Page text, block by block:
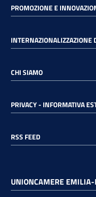
PROMOZIONE E
INTERNAZIONALIZZAZIONE
CHI SIAMO
PRIVACY - INFORMATIVA
RSS FEED
UNIONCAMERE